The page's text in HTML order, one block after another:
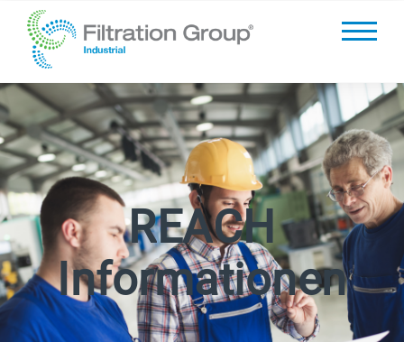
REACH
Informationen